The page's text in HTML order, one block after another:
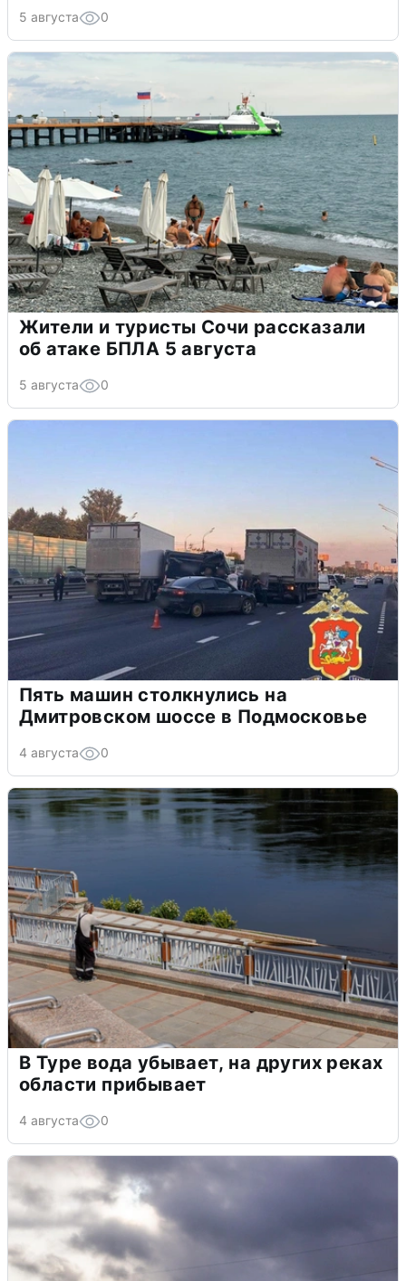
5 августа 0
Жители и туристы Сочи рассказали
об атаке БПЛА 5 августа
5 августа 0
Пять машин столкнулись на
Дмитровском шоссе в Подмосковье
4 августа 0
В Туре вода убывает, на других реках
области прибывает
4 августа 0